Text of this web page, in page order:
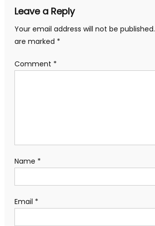
Leave a Reply
Your email address will not be published.
are marked *
Comment *
Name *
Email *